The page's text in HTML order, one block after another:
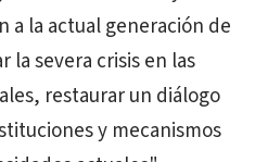
a la actual generación de
la severa crisis en las
restaurar un diálogo
y mecanismos